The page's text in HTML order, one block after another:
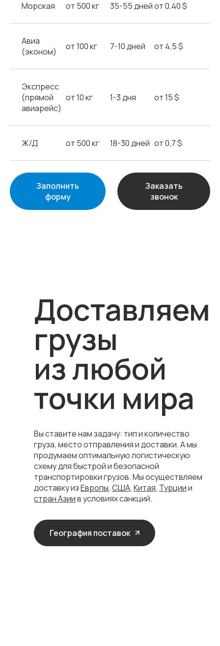
Морская от 500 кг 35-55 днейот 0,40 $
Авиа
(эконом)
от 100 кг 7-10 дней от 4,5 $
Экспресс
(прямой
авиарейс)
от 10 кг 1-3 дня от 15 $
Ж/Д от 500 кг 18-30 дней от 0,7 $
Заполнить
форму
Заказать
звонок
Доставляем
грузы
из любой
точки мира
Вы ставите нам задачу: тип и количество
груза, место отправления и доставки. А мы
продумаем оптимальную логистическую
схему для быстрой и безопасной
транспортировки грузов. Мы осуществляем
доставку изЕвропы, США, Китая, Турциии
стран Азиив условиях санкций.
География поставок